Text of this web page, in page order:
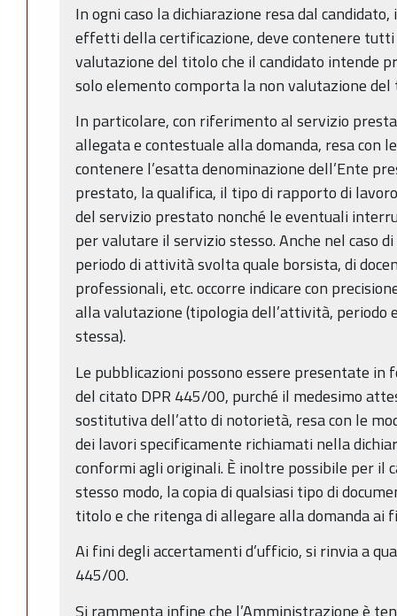
In ogni caso la dichiarazione resa dal
effetti della certificazione, deve contenere
valutazione del titolo che il candidato intende
solo elemento comporta la non valutazione
In particolare, con riferimento al servizio
allegata e contestuale alla domanda, resa con
contenere l’esatta denominazione dell’Ente
prestato, la qualifica, il tipo di rapporto di
del servizio prestato nonché le eventuali
per valutare il servizio stesso. Anche nel caso
periodo di attività svolta quale borsista, di
professionali, etc. occorre indicare con
alla valutazione (tipologia dell’attività, periodo
stessa).
Le pubblicazioni possono essere presentate in
del citato DPR 445/00, purché il medesimo
sostitutiva dell’atto di notorietà, resa con le
dei lavori specificamente richiamati nella
conformi agli originali. È inoltre possibile per il
stesso modo, la copia di qualsiasi tipo di
titolo e che ritenga di allegare alla domanda
Ai fini degli accertamenti d’ufficio, si rinvia a
445/00.
Si rammenta infine che l’Amministrazione è